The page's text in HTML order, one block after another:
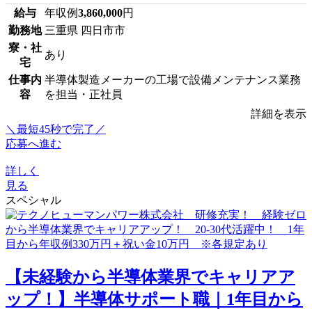
給与 年収例3,860,000円
勤務地 三重県 四日市市
寮・社
宅
あり
仕事内
容
半導体製造メーカーの工場で設備メンテナンス業務
を担当・正社員
詳細を表示
＼最短45秒で完了／
応募へ進む
詳しく
見る
スペシャル
【未経験から半導体業界でキャリアア
ップ！】半導体サポート職｜1年目から